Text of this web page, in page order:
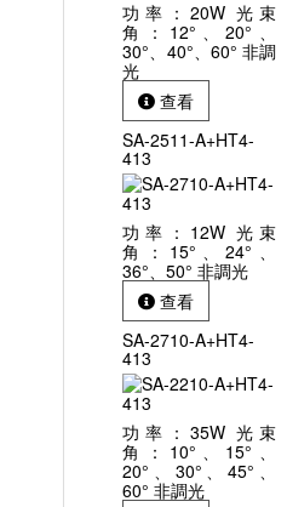
功率：20W 光束
角：12°、20°、
30°、40°、60° 非調
光
查看
SA-2511-A+HT4-
413
功率：12W 光束
角：15°、24°、
36°、50° 非調光
查看
SA-2710-A+HT4-
413
功率：35W 光束
角：10°、15°、
20°、30°、45°、
60° 非調光